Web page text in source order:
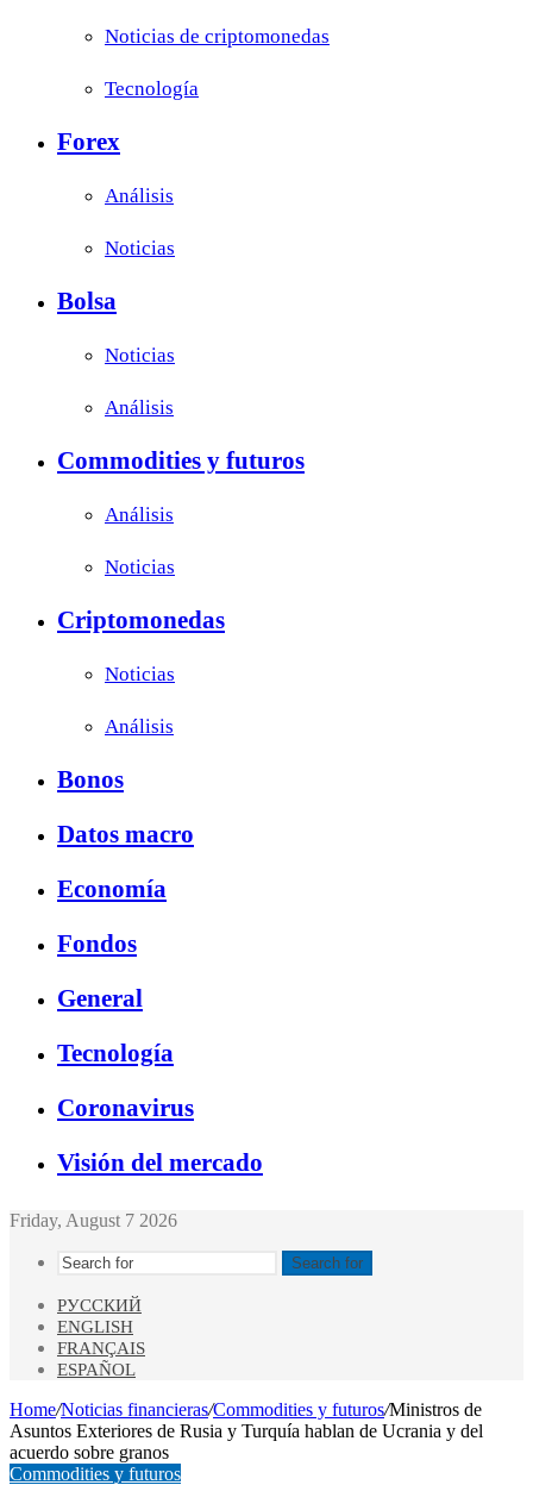
Noticias de criptomonedas
Tecnología
Forex
Análisis
Noticias
Bolsa
Noticias
Análisis
Commodities y futuros
Análisis
Noticias
Criptomonedas
Noticias
Análisis
Bonos
Datos macro
Economía
Fondos
General
Tecnología
Coronavirus
Visión del mercado
Friday, August 7 2026
Search for
РУССКИЙ
ENGLISH
FRANÇAIS
ESPAÑOL
Home/Noticias financieras/Commodities y futuros/Ministros de
Asuntos Exteriores de Rusia y Turquía hablan de Ucrania y del
acuerdo sobre granos
Commodities y futuros